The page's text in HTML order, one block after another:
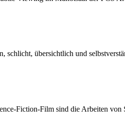
schlicht, übersichtlich und
Fiction-Film sind die Arbeiten